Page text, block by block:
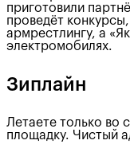
приготовили
проведёт
армрестлингу, а
электромобилях.
Зиплайн
Летаете только во
площадку. Чистый